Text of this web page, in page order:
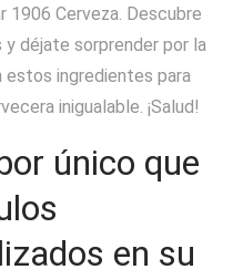
1906 Cerveza. Descubre
y déjate sorprender por la
estos ingredientes para
inigualable. ¡Salud!
único que
en su